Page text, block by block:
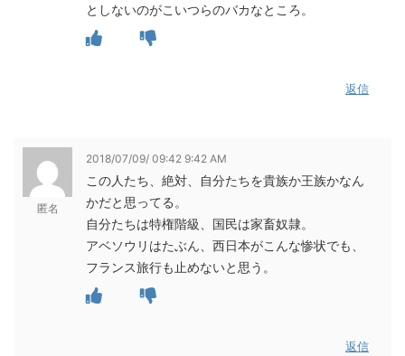
としないのがこいつらのバカなところ。
返信
匿名
2018/07/09/ 09:42 9:42 AM
この人たち、絶対、自分たちを貴族か王族かなん
かだと思ってる。
自分たちは特権階級、国民は家畜奴隷。
アベソウリはたぶん、西日本がこんな惨状でも、
フランス旅行も止めないと思う。
返信